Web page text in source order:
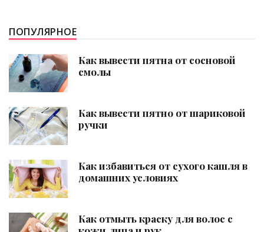
ПОПУЛЯРНОЕ
Как вывести пятна от сосновой
смолы
Как вывести пятно от шариковой
ручки
Как избавиться от сухого кашля в
домашних условиях
Как отмыть краску для волос с